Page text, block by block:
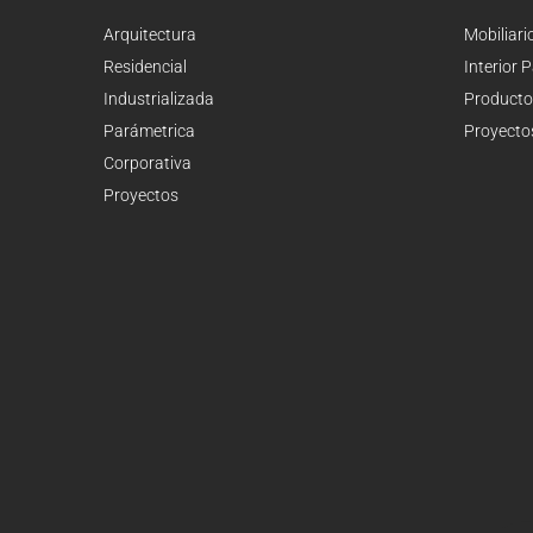
Arquitectura
Residencial
Industrializada
Parámetrica
Corporativa
Proyectos
Interior